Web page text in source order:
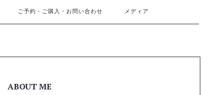
ご予約・ご購入・お問い合わせ メディア
ABOUT ME